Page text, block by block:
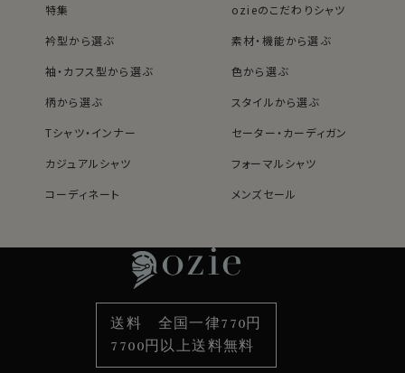
特集
ozieのこだわりシャツ
衿型から選ぶ
素材・機能から選ぶ
袖・カフス型から選ぶ
色から選ぶ
柄から選ぶ
スタイルから選ぶ
Tシャツ・インナー
セーター・カーディガン
カジュアルシャツ
フォーマルシャツ
コーディネート
メンズセール
袖・カフス型から選ぶ
色から選ぶ
柄から選ぶ
スタイルから選ぶ
カジュアルシャツ
定番シャツ
カフスボタン
サスペンダー
財布・名刺入れ
バッグ
ストール・マフラー
送料 全国一律770円
7700円以上送料無料